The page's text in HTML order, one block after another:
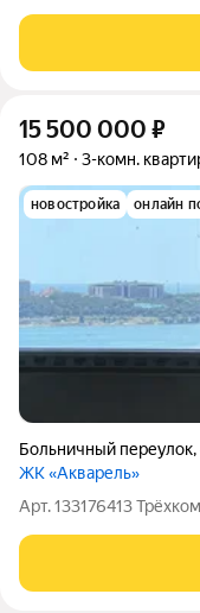
15 500 000 ₽
108 м² 3-комн.
новостройка онлайн
Больничный переулок,
ЖК «Акварель»
Арт. 133176413